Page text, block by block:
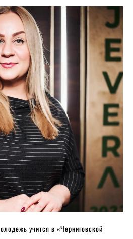
учится в «Черниговской